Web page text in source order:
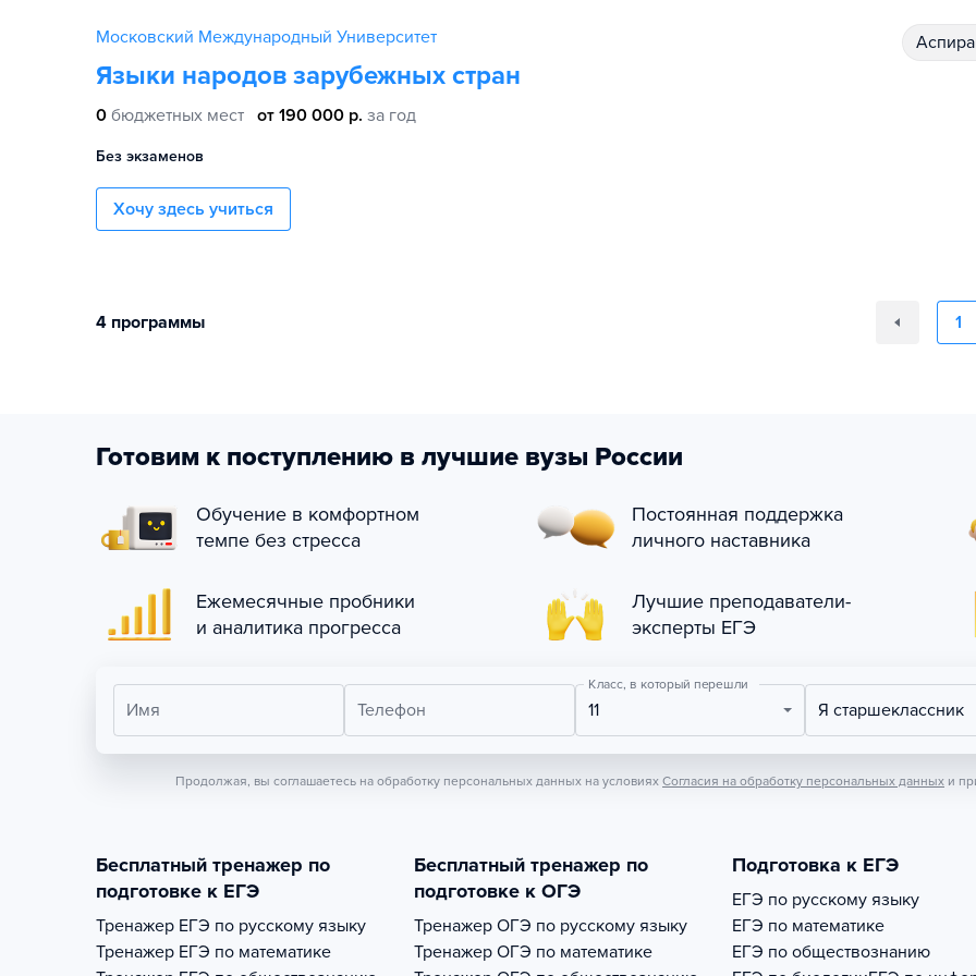
Московский Международный Университет
Языки народов зарубежных стран
0 бюджетных мест от 190 000 р. за год
Без экзаменов
Хочу здесь учиться
4 программы 1
Готовим к поступлению в лучшие вузы России
Обучение в комфортном
темпе без стресса
Постоянная поддержка
личного наставника
Ежемесячные пробники
и аналитика прогресса
Лучшие преподаватели-
эксперты ЕГЭ
Имя Телефон
Класс, в который перешли
11 Я старшеклассник
Продолжая, вы соглашаетесь на обработку персональных данных на условиях Согласия на обработку персональных данных и
Бесплатный тренажер по
подготовке к ЕГЭ
Тренажер ЕГЭ по русскому языку
Тренажер ЕГЭ по математике
Бесплатный тренажер по
подготовке к ОГЭ
Тренажер ОГЭ по русскому языку
Тренажер ОГЭ по математике
Подготовка к ЕГЭ
ЕГЭ по русскому языку
ЕГЭ по математике
ЕГЭ по обществознанию